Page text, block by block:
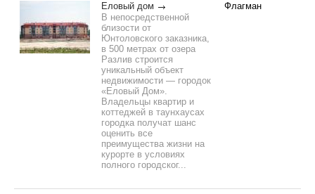
Еловый дом
В непосредственной
близости от
Юнтоловского заказника,
в 500 метрах от озера
Разлив строится
уникальный объект
недвижимости — городок
«Еловый Дом».
Владельцы квартир и
коттеджей в таунхаусах
городка получат шанс
оценить все
преимущества жизни на
курорте в условиях
полного городског...
Флагман